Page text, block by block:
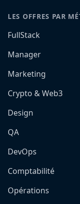
LES OFFRES PAR
FullStack
Manager
Marketing
Crypto & Web3
Design
QA
DevOps
Comptabilité
Opérations